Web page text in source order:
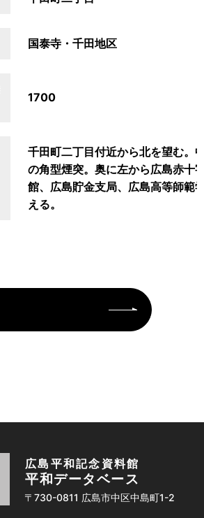
国泰寺・千田地区
1700
千田町二丁目付近から北を望む。
の角型煙突。奥に左から広島赤十
館、広島貯金支局、広島高等師範
える。
広島平和記念資料館
平和データベース
〒730-0811 広島市中区中島町1-2